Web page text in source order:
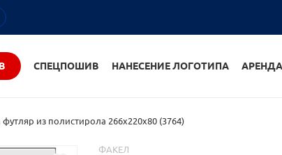
СПЕЦПОШИВ НАНЕСЕНИЕ ЛОГОТИПА
из полистирола 266х220х80 (3764)
ФАКЕЛ